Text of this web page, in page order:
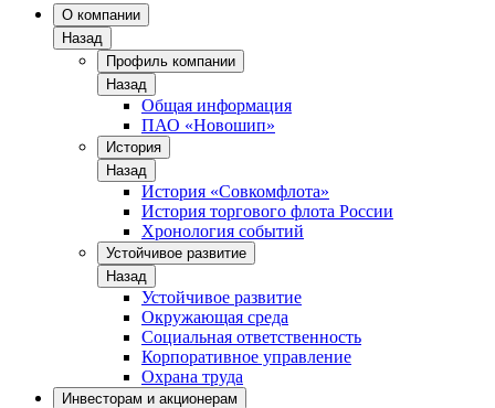
О компании
Назад
Профиль компании
Назад
Общая информация
ПАО «Новошип»
История
Назад
История «Совкомфлота»
История торгового флота России
Хронология событий
Устойчивое развитие
Назад
Устойчивое развитие
Окружающая среда
Социальная ответственность
Корпоративное управление
Охрана труда
Инвесторам и акционерам